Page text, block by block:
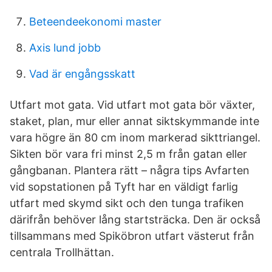
Beteendeekonomi master
Axis lund jobb
Vad är engångsskatt
Utfart mot gata. Vid utfart mot gata bör växter,
staket, plan, mur eller annat siktskymmande inte
vara högre än 80 cm inom markerad sikttriangel.
Sikten bör vara fri minst 2,5 m från gatan eller
gångbanan. Plantera rätt – några tips Avfarten
vid sopstationen på Tyft har en väldigt farlig
utfart med skymd sikt och den tunga trafiken
därifrån behöver lång startsträcka. Den är också
tillsammans med Spiköbron utfart västerut från
centrala Trollhättan.